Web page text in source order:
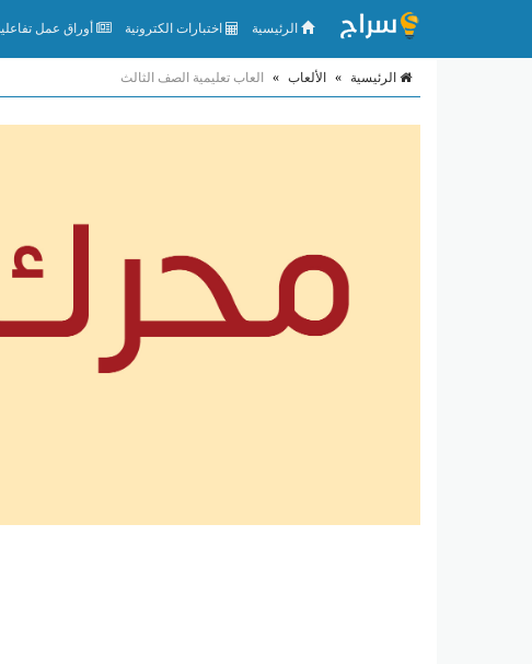
الرئيسية اختبارات الكترونية أوراق عمل
الرئيسية » الألعاب » العاب تعليمية الصف الثالث